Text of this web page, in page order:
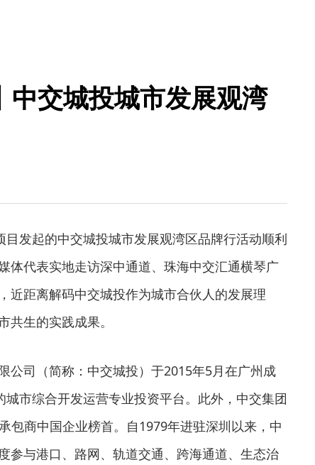
交城投城市发展观湾
发起的中交城投城市发展观湾区品牌行活动顺利
体代表实地走访深中通道、珠海中交汇通横琴广
近距离解码中交城投作为城市合伙人的发展理
生的实践成果。
公司（简称：中交城投）于2015年5月在广州成
市综合开发运营专业投资平台。此外，中交集团
包商中国企业榜首。自1979年进驻深圳以来，中
参与港口、路网、轨道交通、跨海通道、生态治